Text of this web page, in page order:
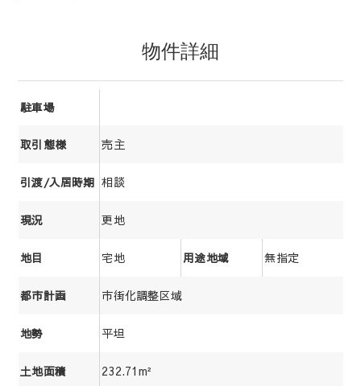
物件詳細
駐車場
取引態様 売主
引渡/入居時期 相談
現況 更地
地目 宅地 用途地域 無指定
都市計画 市街化調整区域
地勢 平坦
土地面積 232.71m²